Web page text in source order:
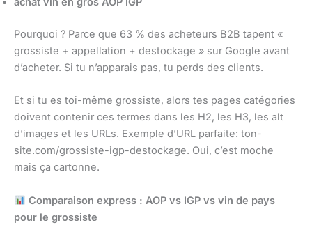
Pourquoi ? Parce que 63 % des acheteurs B2B tapent «
grossiste + appellation + destockage » sur Google avant
d’acheter. Si tu n’apparais pas, tu perds des clients.
Et si tu es toi-même grossiste, alors tes pages catégories
doivent contenir ces termes dans les H2, les H3, les alt
d’images et les URLs. Exemple d’URL parfaite: ton-
site.com/grossiste-igp-destockage. Oui, c’est moche
mais ça cartonne.
Comparaison express : AOP vs IGP vs vin de pays
pour le grossiste